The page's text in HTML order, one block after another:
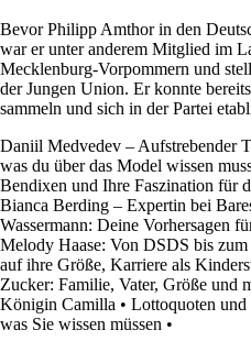
Bevor Philipp Amthor in den
war er unter anderem Mitglied im
Mecklenburg-Vorpommern und
der Jungen Union. Er konnte
sammeln und sich in der Partei
Daniil Medvedev – Aufstrebender
was du über das Model wissen
Bendixen und Ihre Faszination für
Bianca Berding – Expertin bei
Wassermann: Deine Vorhersagen
Melody Haase: Von DSDS bis
auf ihre Größe, Karriere als
Zucker: Familie, Vater, Größe und
Königin Camilla • Lottoquoten
was Sie wissen müssen •